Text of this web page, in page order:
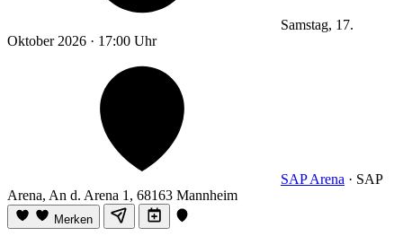
Samstag, 17.
Oktober 2026 · 17:00 Uhr
SAP Arena · SAP
Arena, An d. Arena 1, 68163 Mannheim
Merken